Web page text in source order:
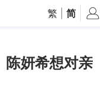
繁 简
妍希想对亲